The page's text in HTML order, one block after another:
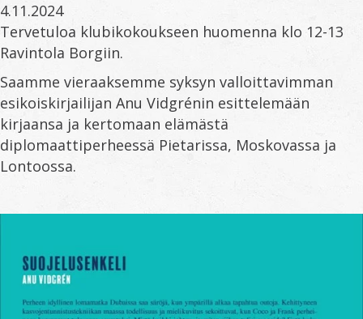
4.11.2024
Tervetuloa klubikokoukseen huomenna klo 12-13
Ravintola Borgiin.
Saamme vieraaksemme syksyn valloittavimman
esikoiskirjailijan Anu Vidgrénin esittelemään
kirjaansa ja kertomaan elämästä
diplomaattiperheessä Pietarissa, Moskovassa ja
Lontoossa.